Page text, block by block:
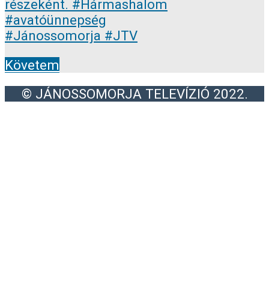
Követem
© JÁNOSSOMORJA TELEVÍZIÓ 2022.